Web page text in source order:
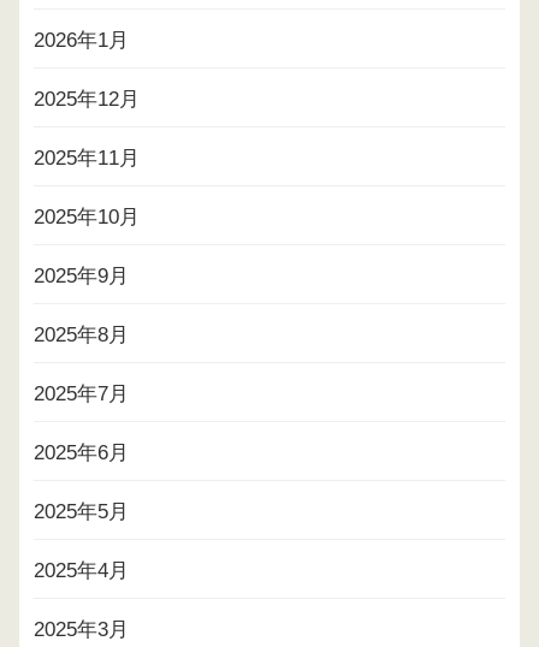
2026年1月
2025年12月
2025年11月
2025年10月
2025年9月
2025年8月
2025年7月
2025年6月
2025年5月
2025年4月
2025年3月